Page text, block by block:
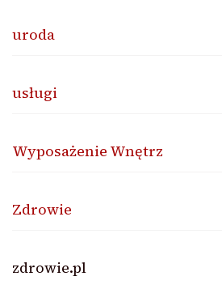
uroda
usługi
Wyposażenie Wnętrz
Zdrowie
zdrowie.pl